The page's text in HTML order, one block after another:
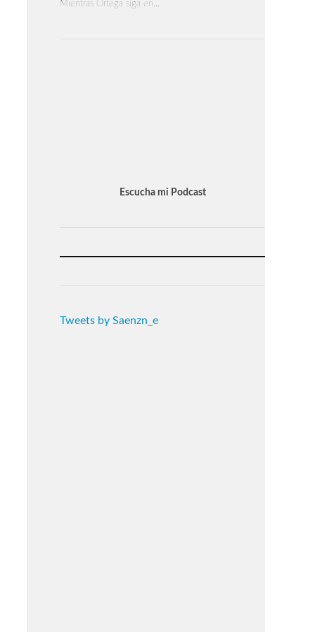
Mientras Ortega siga en…
Escucha mi Podcast
Tweets by Saenzn_e